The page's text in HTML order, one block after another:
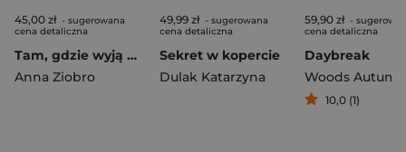
45,00 zł - sugerowana
cena detaliczna
Tam, gdzie wyją wilki
Anna Ziobro
49,99 zł - sugerowana
cena detaliczna
Sekret w kopercie
Dulak Katarzyna
59,90 zł -
cena detaliczna
Daybreak
Woods Autumn
10,0 (1)